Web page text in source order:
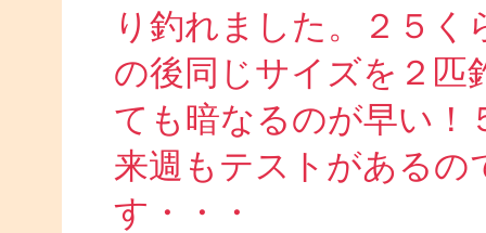
り釣れました。２５
の後同じサイズを２匹
ても暗なるのが早い！
来週もテストがあるの
す・・・